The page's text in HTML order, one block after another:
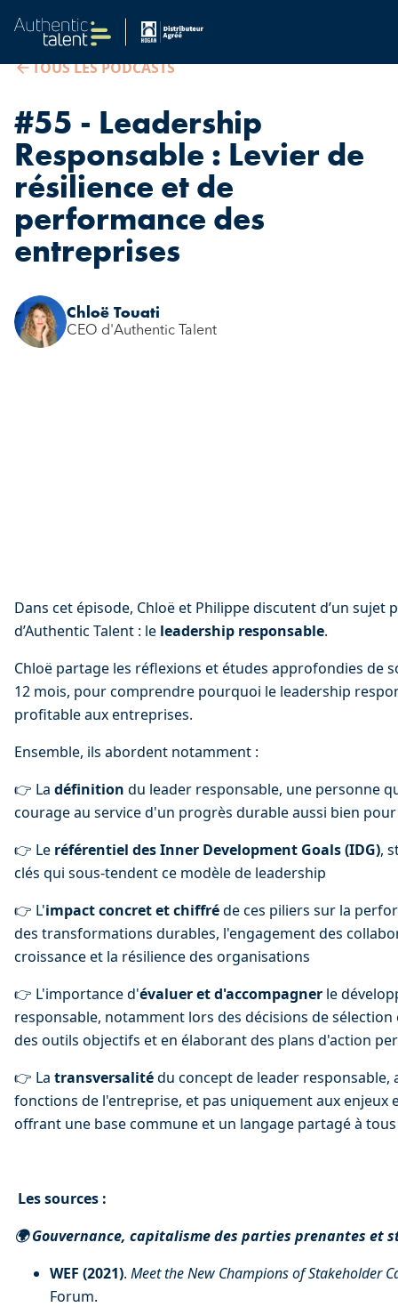
TOUS LES PODCASTS
#55 - Leadership
Responsable : Levier de
résilience et de
performance des
entreprises
Chloë Touati
CEO d'Authentic Talent
Dans cet épisode, Chloë et Philippe discutent d’un sujet
d’Authentic Talent : le leadership responsable.
Chloë partage les réflexions et études approfondies de
12 mois, pour comprendre pourquoi le leadership
profitable aux entreprises.
Ensemble, ils abordent notamment :
👉 La définition du leader responsable, une personne
courage au service d'un progrès durable aussi bien
👉 Le référentiel des Inner Development Goals (IDG),
clés qui sous-tendent ce modèle de leadership
👉 L'impact concret et chiffré de ces piliers sur la
des transformations durables, l'engagement des
croissance et la résilience des organisations
👉 L'importance d'évaluer et d'accompagner le
responsable, notamment lors des décisions de
des outils objectifs et en élaborant des plans d'action
👉 La transversalité du concept de leader
fonctions de l'entreprise, et pas uniquement aux enjeux
offrant une base commune et un langage partagé à
Les sources :
🌍 Gouvernance, capitalisme des parties prenantes et
WEF (2021). Meet the New Champions of Stakeholder
Forum.